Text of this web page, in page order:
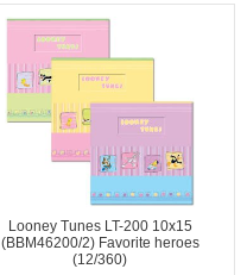
Looney Tunes LT-200 10x15
(BBM46200/2) Favorite heroes
(12/360)